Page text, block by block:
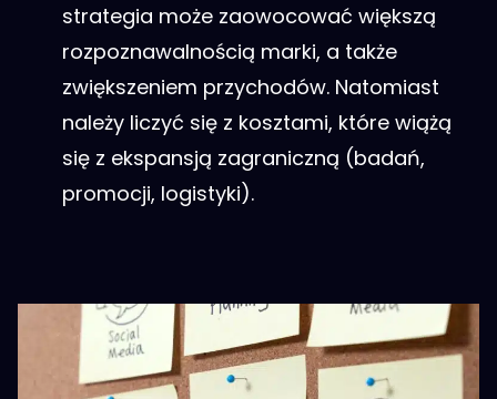
strategia może zaowocować większą
rozpoznawalnością marki, a także
zwiększeniem przychodów. Natomiast
należy liczyć się z kosztami, które wiążą
się z ekspansją zagraniczną (badań,
promocji, logistyki).